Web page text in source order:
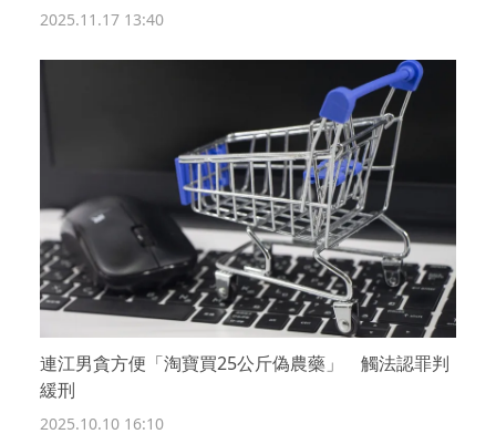
2025.11.17 13:40
連江男貪方便「淘寶買25公斤偽農藥」 觸法認罪判
緩刑
2025.10.10 16:10